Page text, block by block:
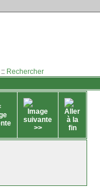
:: Rechercher